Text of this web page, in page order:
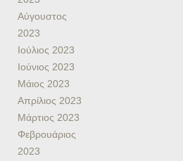
Αύγουστος
2023
Ιούλιος 2023
Ιούνιος 2023
Μάιος 2023
Απρίλιος 2023
Μάρτιος 2023
Φεβρουάριος
2023